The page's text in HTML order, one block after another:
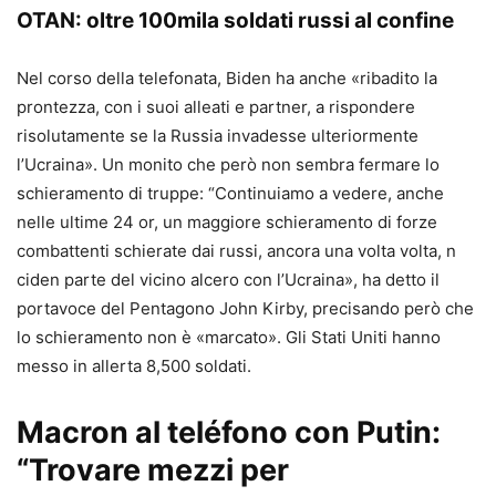
OTAN: oltre 100mila soldati russi al confine
Nel corso della telefonata, Biden ha anche «ribadito la
prontezza, con i suoi alleati e partner, a rispondere
risolutamente se la Russia invadesse ulteriormente
l’Ucraina». Un monito che però non sembra fermare lo
schieramento di truppe: “Continuiamo a vedere, anche
nelle ultime 24 or, un maggiore schieramento di forze
combattenti schierate dai russi, ancora una volta volta, n
ciden parte del vicino alcero con l’Ucraina», ha detto il
portavoce del Pentagono John Kirby, precisando però che
lo schieramento non è «marcato». Gli Stati Uniti hanno
messo in allerta 8,500 soldati.
Macron al teléfono con Putin:
“Trovare mezzi per